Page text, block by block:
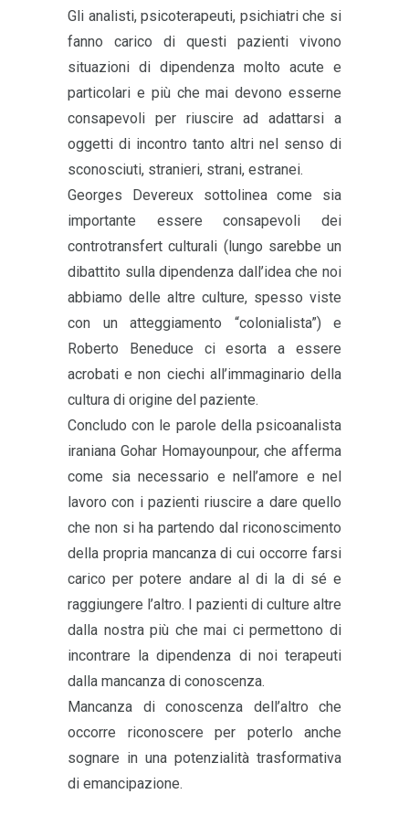
Gli analisti, psicoterapeuti, psichiatri che si
fanno carico di questi pazienti vivono
situazioni di dipendenza molto acute e
particolari e più che mai devono esserne
consapevoli per riuscire ad adattarsi a
oggetti di incontro tanto altri nel senso di
sconosciuti, stranieri, strani, estranei.
Georges Devereux sottolinea come sia
importante essere consapevoli dei
controtransfert culturali (lungo sarebbe un
dibattito sulla dipendenza dall’idea che noi
abbiamo delle altre culture, spesso viste
con un atteggiamento “colonialista”) e
Roberto Beneduce ci esorta a essere
acrobati e non ciechi all’immaginario della
cultura di origine del paziente.
Concludo con le parole della psicoanalista
iraniana Gohar Homayounpour, che afferma
come sia necessario e nell’amore e nel
lavoro con i pazienti riuscire a dare quello
che non si ha partendo dal riconoscimento
della propria mancanza di cui occorre farsi
carico per potere andare al di la di sé e
raggiungere l’altro. I pazienti di culture altre
dalla nostra più che mai ci permettono di
incontrare la dipendenza di noi terapeuti
dalla mancanza di conoscenza.
Mancanza di conoscenza dell’altro che
occorre riconoscere per poterlo anche
sognare in una potenzialità trasformativa
di emancipazione.